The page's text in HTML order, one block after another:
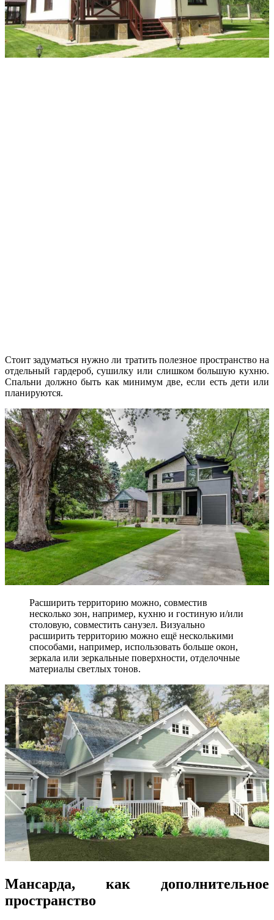
Стоит задуматься нужно ли тратить полезное пространство на
отдельный гардероб, сушилку или слишком большую кухню.
Спальни должно быть как минимум две, если есть дети или
планируются.
Расширить территорию можно, совместив
несколько зон, например, кухню и гостиную и/или
столовую, совместить санузел. Визуально
расширить территорию можно ещё несколькими
способами, например, использовать больше окон,
зеркала или зеркальные поверхности, отделочные
материалы светлых тонов.
Мансарда, как дополнительное
пространство